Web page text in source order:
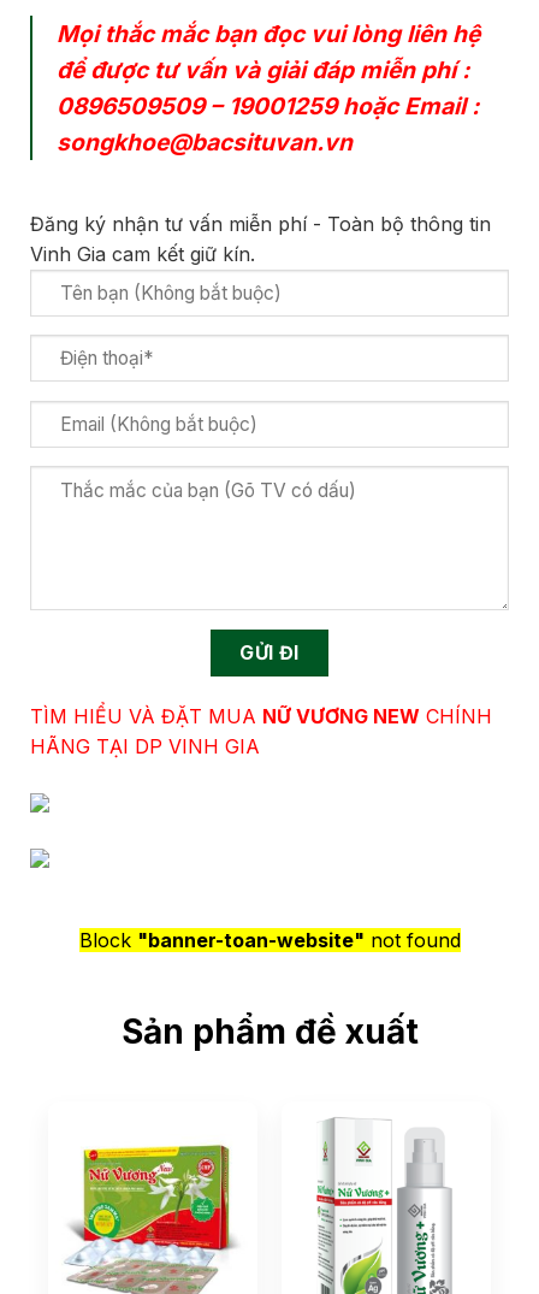
Mọi thắc mắc bạn đọc vui lòng liên hệ
để được tư vấn và giải đáp miễn phí :
0896509509– 19001259hoặc Email :
songkhoe@bacsituvan.vn
Đăng ký nhận tư vấn miễn phí - Toàn bộ thông tin
Vinh Gia cam kết giữ kín.
TÌM HIỂU VÀ ĐẶT MUA NỮ VƯƠNG NEW CHÍNH
HÃNG TẠI DP VINH GIA
Block "banner-toan-website" not found
Sản phẩm đề xuất